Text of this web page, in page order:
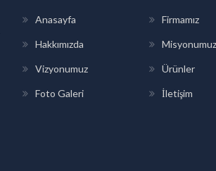
Anasayfa Firmamız
Hakkımızda Misyonumuz
Vizyonumuz Ürünler
Foto Galeri İletişim